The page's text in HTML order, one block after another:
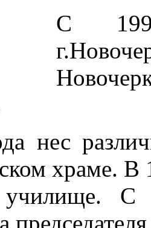
С
нес
храме. В
училище. С